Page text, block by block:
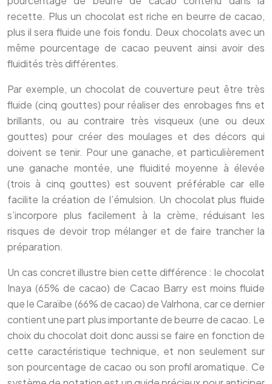
recette. Plus un chocolat est riche en beurre de cacao,
plus il sera fluide une fois fondu. Deux chocolats avec un
même pourcentage de cacao peuvent ainsi avoir des
fluidités très différentes.
Par exemple, un chocolat de couverture peut être très
fluide (cinq gouttes) pour réaliser des enrobages fins et
brillants, ou au contraire très visqueux (une ou deux
gouttes) pour créer des moulages et des décors qui
doivent se tenir. Pour une ganache, et particulièrement
une ganache montée, une fluidité moyenne à élevée
(trois à cinq gouttes) est souvent préférable car elle
facilite la création de l’émulsion. Un chocolat plus fluide
s’incorpore plus facilement à la crème, réduisant les
risques de devoir trop mélanger et de faire trancher la
préparation.
Un cas concret illustre bien cette différence : le chocolat
Inaya (65% de cacao) de Cacao Barry est moins fluide
que le Caraïbe (66% de cacao) de Valrhona, car ce dernier
contient une part plus importante de beurre de cacao. Le
choix du chocolat doit donc aussi se faire en fonction de
cette caractéristique technique, et non seulement sur
son pourcentage de cacao ou son profil aromatique. Ce